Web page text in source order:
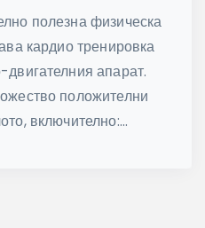
полезна физическа
кардио тренировка
апарат.
положителни
включително:...